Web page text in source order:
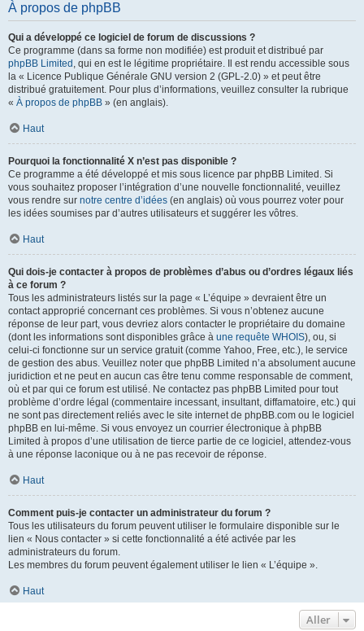
À propos de phpBB
Qui a développé ce logiciel de forum de discussions ?
Ce programme (dans sa forme non modifiée) est produit et distribué par
phpBB Limited , qui en est le légitime propriétaire. Il est rendu accessible sous
la « Licence Publique Générale GNU version 2 (GPL-2.0) » et peut être
distribué gratuitement. Pour plus d’informations, veuillez consulter la rubrique
« À propos de phpBB » (en anglais).
Haut
Pourquoi la fonctionnalité X n’est pas disponible ?
Ce programme a été développé et mis sous licence par phpBB Limited. Si
vous souhaitez proposer l’intégration d’une nouvelle fonctionnalité, veuillez
vous rendre sur notre centre d’idées (en anglais) où vous pourrez voter pour
les idées soumises par d’autres utilisateurs et suggérer les vôtres.
Haut
Qui dois-je contacter à propos de problèmes d’abus ou d’ordres légaux liés
à ce forum ?
Tous les administrateurs listés sur la page « L’équipe » devraient être un
contact approprié concernant ces problèmes. Si vous n’obtenez aucune
réponse de leur part, vous devriez alors contacter le propriétaire du domaine
(dont les informations sont disponibles grâce à une requête WHOIS), ou, si
celui-ci fonctionne sur un service gratuit (comme Yahoo, Free, etc.), le service
de gestion des abus. Veuillez noter que phpBB Limited n’a absolument aucune
juridiction et ne peut en aucun cas être tenu comme responsable de comment,
où et par qui ce forum est utilisé. Ne contactez pas phpBB Limited pour tout
problème d’ordre légal (commentaire incessant, insultant, diffamatoire, etc.) qui
ne sont pas directement reliés avec le site internet de phpBB.com ou le logiciel
phpBB en lui-même. Si vous envoyez un courrier électronique à phpBB
Limited à propos d’une utilisation de tierce partie de ce logiciel, attendez-vous
à une réponse laconique ou à ne pas recevoir de réponse.
Haut
Comment puis-je contacter un administrateur du forum ?
Tous les utilisateurs du forum peuvent utiliser le formulaire disponible sur le
lien « Nous contacter » si cette fonctionnalité a été activée par les
administrateurs du forum.
Les membres du forum peuvent également utiliser le lien « L’équipe ».
Haut
Aller